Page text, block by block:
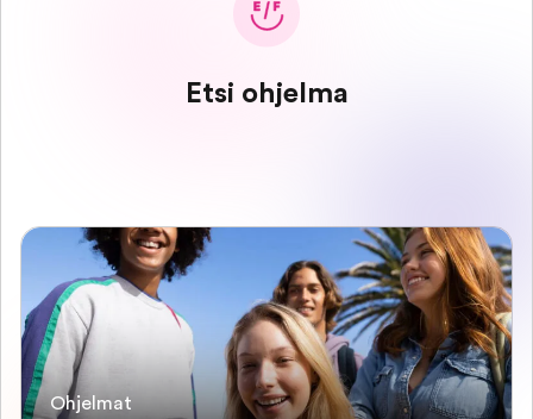
Etsi ohjelma
Ohjelmat